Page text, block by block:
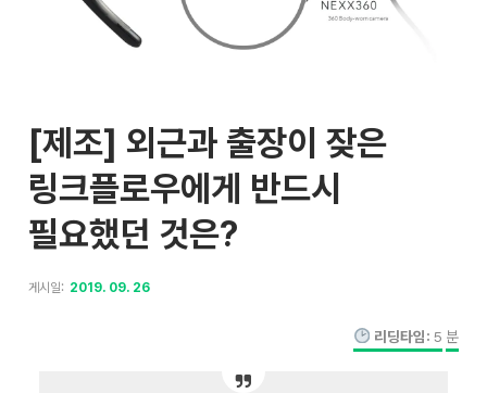
[제조] 외근과 출장이 잦은
링크플로우에게 반드시
필요했던 것은?
게시일: 2019. 09. 26
리딩타임: 5 분